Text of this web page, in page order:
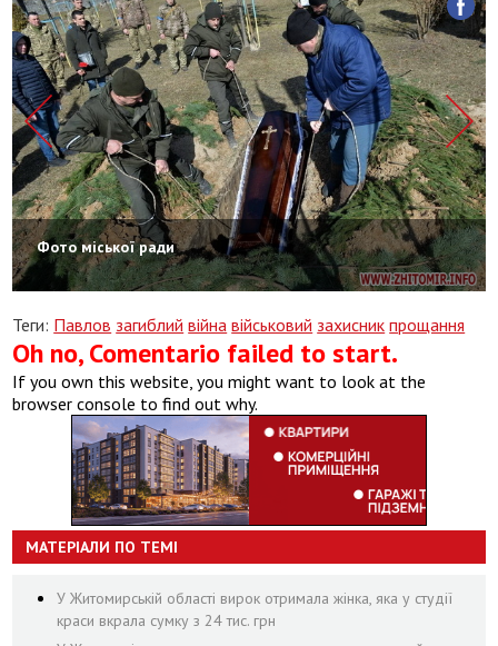
Фото міської ради
Теги: Павлов загиблий війна військовий захисник прощання
Oh no, Comentario failed to start.
If you own this website, you might want to look at the
browser console to find out why.
МАТЕРІАЛИ ПО ТЕМІ
У Житомирській області вирок отримала жінка, яка у студії
краси вкрала сумку з 24 тис. грн